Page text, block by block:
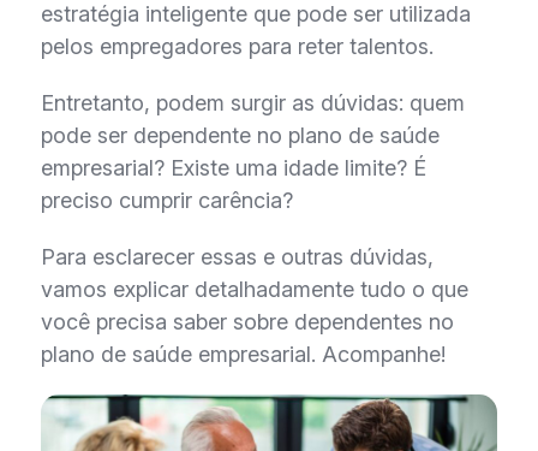
estratégia inteligente que pode ser utilizada
pelos empregadores para reter talentos.
Entretanto, podem surgir as dúvidas: quem
pode ser dependente no plano de saúde
empresarial? Existe uma idade limite? É
preciso cumprir carência?
Para esclarecer essas e outras dúvidas,
vamos explicar detalhadamente tudo o que
você precisa saber sobre dependentes no
plano de saúde empresarial. Acompanhe!